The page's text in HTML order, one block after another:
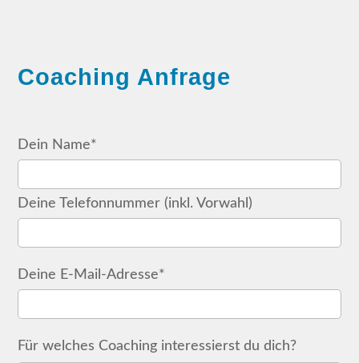
Coaching Anfrage
Dein Name*
Deine Telefonnummer (inkl. Vorwahl)
Deine E-Mail-Adresse*
Für welches Coaching interessierst du dich?